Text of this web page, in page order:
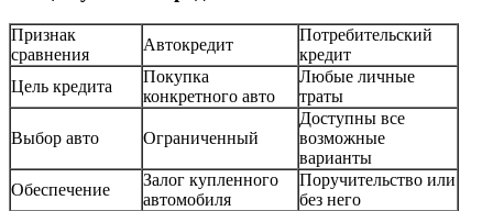
Признак
сравнения
Автокредит
Потребительский
кредит
Цель кредита
Покупка
конкретного авто
Любые личные
траты
Выбор авто Ограниченный
Доступны все
возможные
варианты
Обеспечение
Залог купленного
автомобиля
Поручительство или
без него